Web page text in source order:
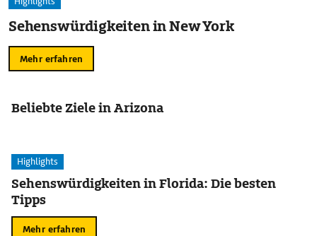
Sehenswürdigkeiten in New York
Mehr erfahren
Beliebte Ziele in Arizona
Highlights
Sehenswürdigkeiten in Florida: Die besten
Tipps
Mehr erfahren